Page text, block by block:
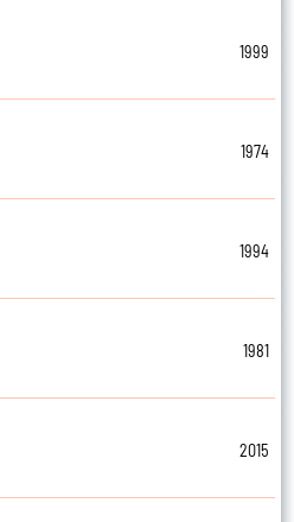
1999
1974
1994
1981
2015